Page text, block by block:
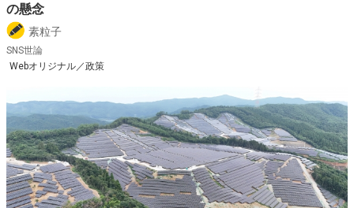
の懸念
素粒子
SNS世論
Webオリジナル／政策